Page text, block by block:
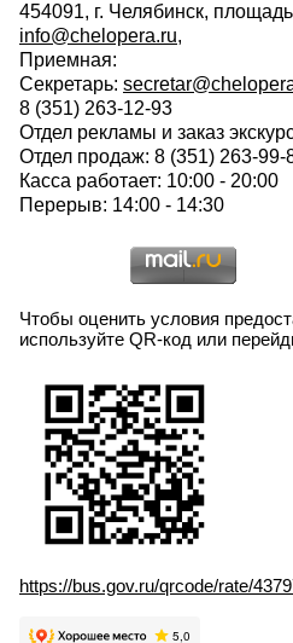
454091, г. Челябинск,
info@chelopera.ru,
Приемная:
Секретарь:
8 (351) 263-12-93
Отдел рекламы и заказ
Отдел продаж: 8 (351) 263-99-
Касса работает: 10:00 - 20:00
Перерыв: 14:00 - 14:30
Чтобы оценить условия
используйте QR-код или
https://bus.gov.ru/qrcode/rate/